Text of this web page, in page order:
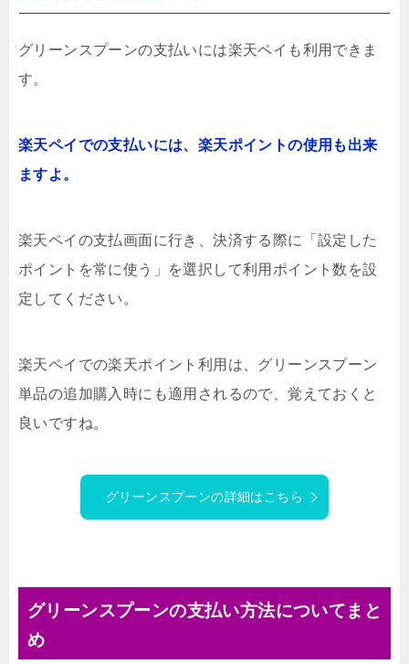
グリーンスプーンの支払いには楽天ペイも利用できま
す。
楽天ペイでの支払いには、楽天ポイントの使用も出来
ますよ。
楽天ペイの支払画面に行き、決済する際に「設定した
ポイントを常に使う」を選択して利用ポイント数を設
定してください。
楽天ペイでの楽天ポイント利用は、グリーンスプーン
単品の追加購入時にも適用されるので、覚えておくと
良いですね。
グリーンスプーンの詳細はこちら
グリーンスプーンの支払い方法についてまと
め